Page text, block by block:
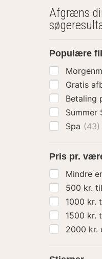
Afgræns
Populære
Gratis
Betaling
Summer
Spa (43)
Pris pr.